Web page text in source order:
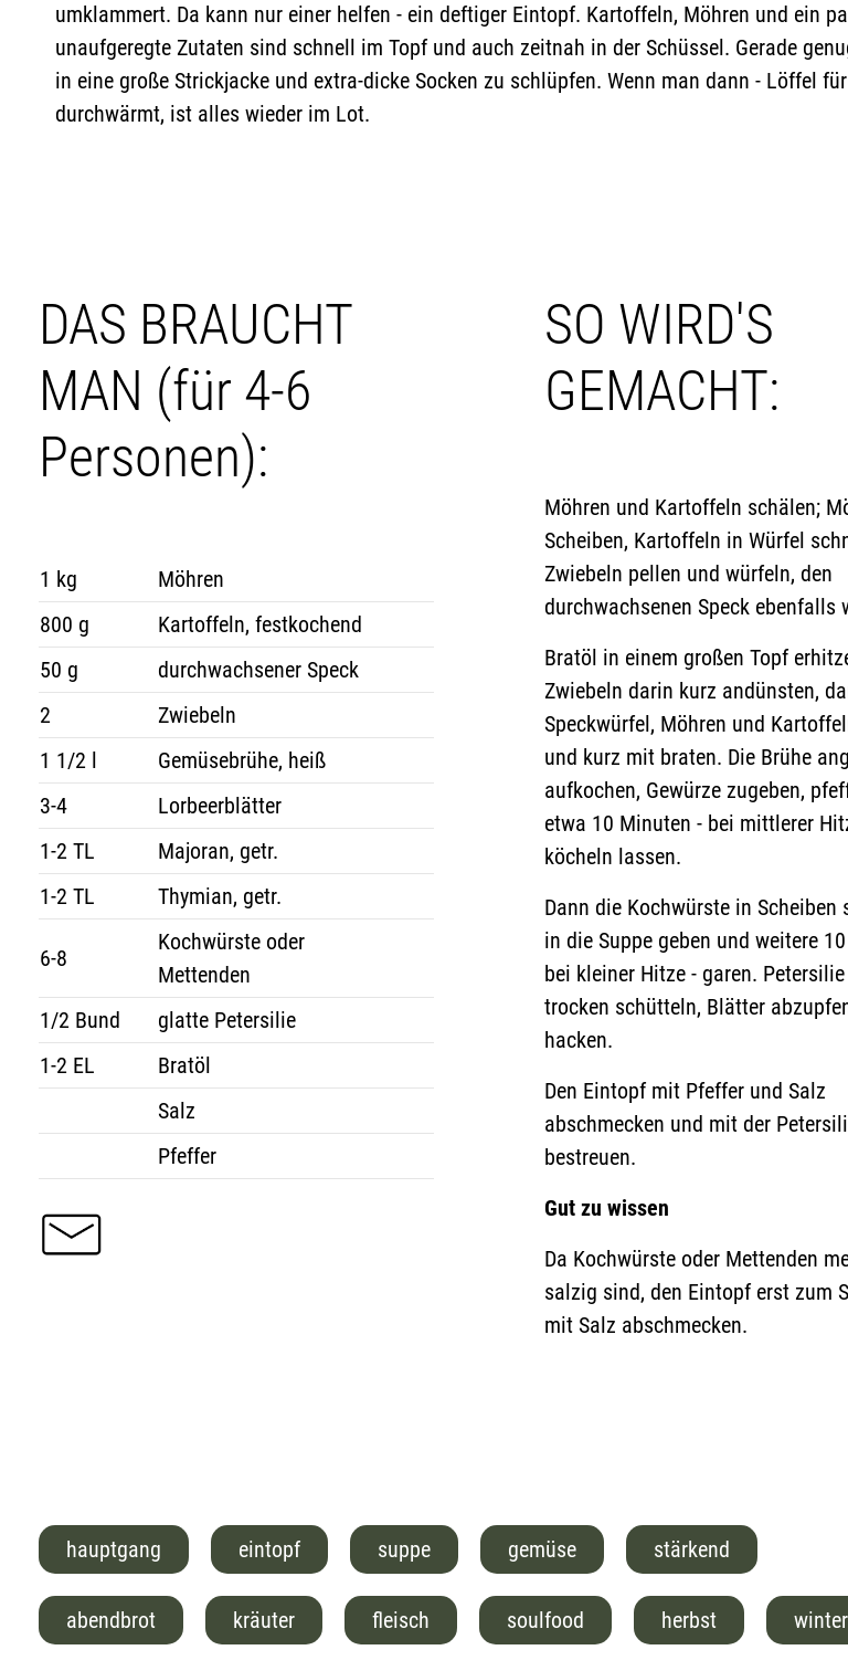
umklammert. Da kann nur einer helfen - ein deftiger Eintopf. Kartoffeln, Möhren und ein
unaufgeregte Zutaten sind schnell im Topf und auch zeitnah in der Schüssel. Gerade
in eine große Strickjacke und extra-dicke Socken zu schlüpfen. Wenn man dann - Löffel
durchwärmt, ist alles wieder im Lot.
DAS BRAUCHT
MAN (für 4-6
Personen):
1 kg
Möhren
800 g
Kartoffeln, festkochend
50 g
durchwachsener Speck
2
Zwiebeln
1 1/2 l
Gemüsebrühe, heiß
3-4
Lorbeerblätter
1-2 TL
Majoran, getr.
1-2 TL
Thymian, getr.
6-8
Kochwürste oder
Mettenden
1/2 Bund
glatte Petersilie
1-2 EL
Bratöl
Salz
Pfeffer
SO WIRD'S
GEMACHT:
Möhren und Kartoffeln schälen;
Scheiben, Kartoffeln in Würfel
Zwiebeln pellen und würfeln, den
durchwachsenen Speck ebenfalls
Bratöl in einem großen Topf
Zwiebeln darin kurz andünsten,
Speckwürfel, Möhren und
und kurz mit braten. Die Brühe
aufkochen, Gewürze zugeben,
etwa 10 Minuten - bei mittlerer
köcheln lassen.
Dann die Kochwürste in Scheiben
in die Suppe geben und weitere
bei kleiner Hitze - garen.
trocken schütteln, Blätter
hacken.
Den Eintopf mit Pfeffer und Salz
abschmecken und mit der
bestreuen.
Gut zu wissen
Da Kochwürste oder Mettenden
salzig sind, den Eintopf erst zum
mit Salz abschmecken.
hauptgang eintopf suppe gemüse stärkend
abendbrot kräuter fleisch soulfood herbst winter